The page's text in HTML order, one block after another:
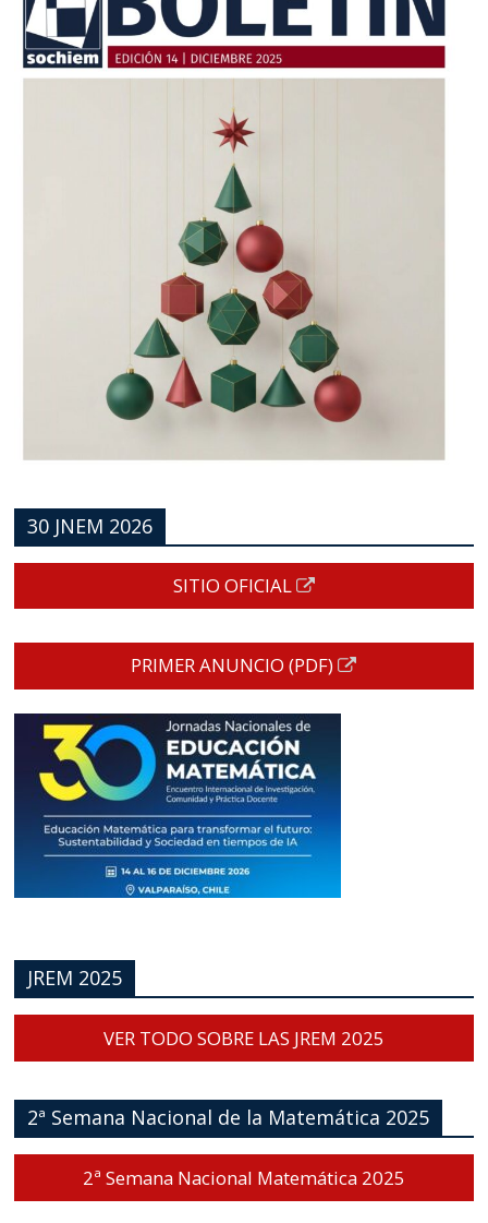
30 JNEM 2026
SITIO OFICIAL
PRIMER ANUNCIO (PDF)
JREM 2025
VER TODO SOBRE LAS JREM 2025
2ª Semana Nacional de la Matemática 2025
2ª Semana Nacional Matemática 2025